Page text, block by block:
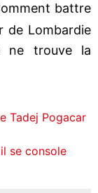
battre
de Lombardie
ne trouve la
Tadej Pogacar
se console